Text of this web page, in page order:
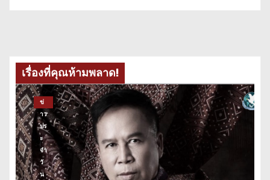
เรื่องที่คุณห้ามพลาด!
ข่
าว
ปร
ะ
จำ
วั
น